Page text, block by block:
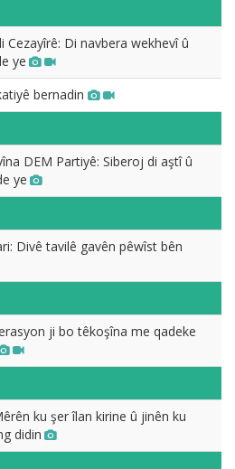
Cezayîrê: Di navbera wekhevî û
ye
bernadin
DEM Partiyê: Siberoj di aştî û
ye
Divê tavilê gavên pêwîst bên
ji bo têkoşîna me qadeke
ku şer îlan kirine û jinên ku
didin